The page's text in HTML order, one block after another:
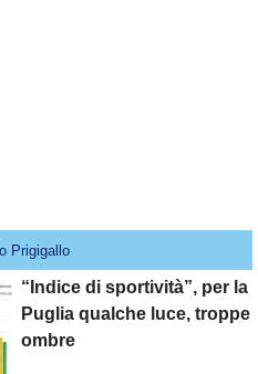
Prigigallo
“Indice di sportività”, per la
Puglia qualche luce, troppe
ombre